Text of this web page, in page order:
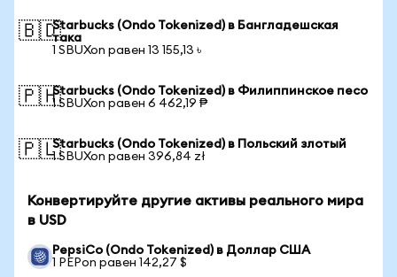
🇧🇩Starbucks (Ondo Tokenized) в Бангладешская
така
1 SBUXon равен 13 155,13 ৳
🇵🇭Starbucks (Ondo Tokenized) в Филиппинское песо
1 SBUXon равен 6 462,19 ₱
🇵🇱Starbucks (Ondo Tokenized) в Польский злотый
1 SBUXon равен 396,84 zł
Конвертируйте другие активы реального мира
в USD
PepsiCo (Ondo Tokenized) в Доллар США
1 PEPon равен 142,27 $